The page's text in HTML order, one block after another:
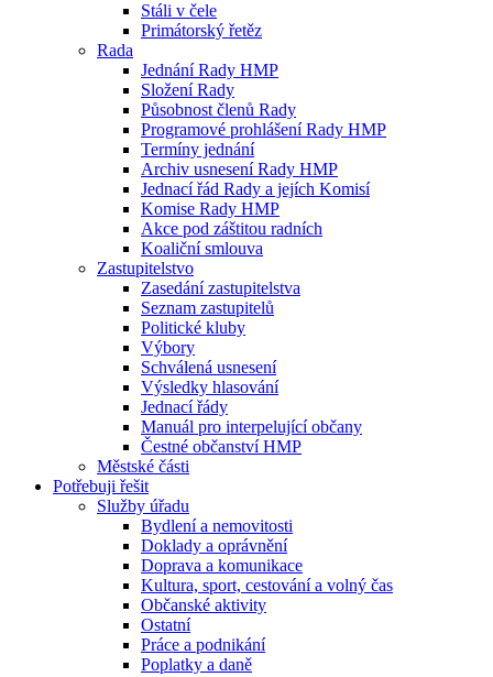
Stáli v čele
Primátorský řetěz
Rada
Jednání Rady HMP
Složení Rady
Působnost členů Rady
Programové prohlášení Rady HMP
Termíny jednání
Archiv usnesení Rady HMP
Jednací řád Rady a jejích Komisí
Komise Rady HMP
Akce pod záštitou radních
Koaliční smlouva
Zastupitelstvo
Zasedání zastupitelstva
Seznam zastupitelů
Politické kluby
Výbory
Schválená usnesení
Výsledky hlasování
Jednací řády
Manuál pro interpelující občany
Čestné občanství HMP
Městské části
Potřebuji řešit
Služby úřadu
Bydlení a nemovitosti
Doklady a oprávnění
Doprava a komunikace
Kultura, sport, cestování a volný čas
Občanské aktivity
Ostatní
Práce a podnikání
Poplatky a daně